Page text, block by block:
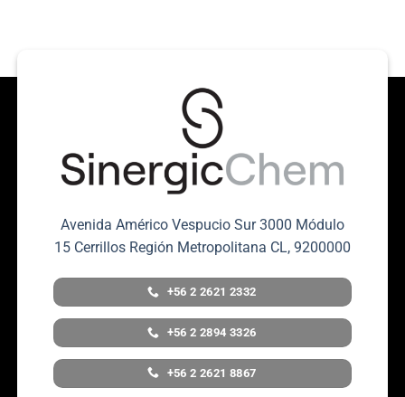
Avenida Américo Vespucio Sur 3000 Módulo
15 Cerrillos Región Metropolitana CL, 9200000
+56 2 2621 2332
+56 2 2894 3326
+56 2 2621 8867